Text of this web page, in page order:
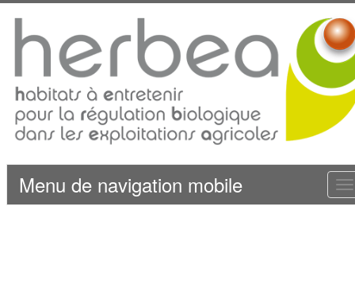
Menu de navigation mobile